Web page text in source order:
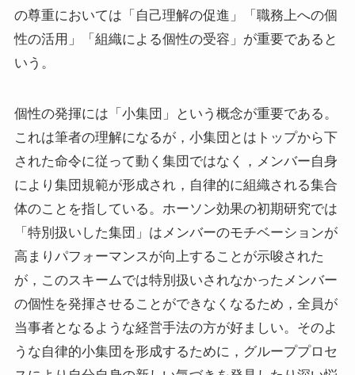
の尊重においては「自己理解の促進」「職務上への個
性の活用」「組織による個性の受容」が重要であると
いう。
個性の発揮には「小集団」という概念が重要である。
これは筆者の理解になるが，小集団とはトップから下
された命令に従って動く集団ではなく，メンバー自身
により集団規範が形成され，自律的に組織される集合
体のことを指している。ホーソン効果の初期研究では
「特別扱いした集団」はメンバーのモチベーションが
高まりパフォーマンスが向上することが示唆された
が，このスキームでは特別扱いされなかったメンバー
の個性を発揮させることができなくなるため，全員が
当事者となるような経営手法の方が好ましい。そのよ
うな自律的小集団を形成するために，グループプロセ